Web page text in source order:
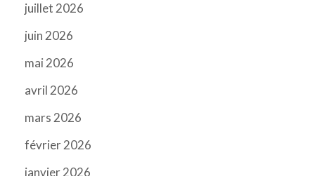
juillet 2026
juin 2026
mai 2026
avril 2026
mars 2026
février 2026
janvier 2026